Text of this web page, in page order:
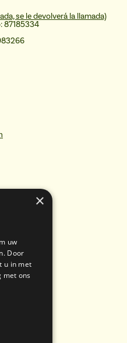
se le devolverá la llamada)
87185334
×
uw
Door
u in met
met ons